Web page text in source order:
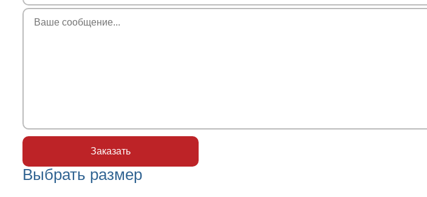
Выбрать размер